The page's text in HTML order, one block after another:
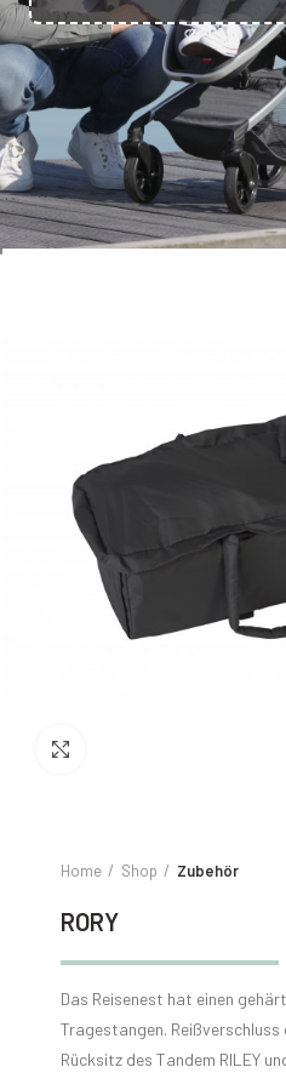
Home Shop Zubehör
RORY
Das Reisenest hat einen
Tragestangen. Reißverschluss
Rücksitz des Tandem RILEY